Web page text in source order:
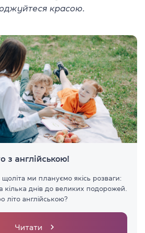
красою.
з англійською!
ми плануємо якісь розваги:
кілька днів до великих подорожей.
літо англійською?
Читати